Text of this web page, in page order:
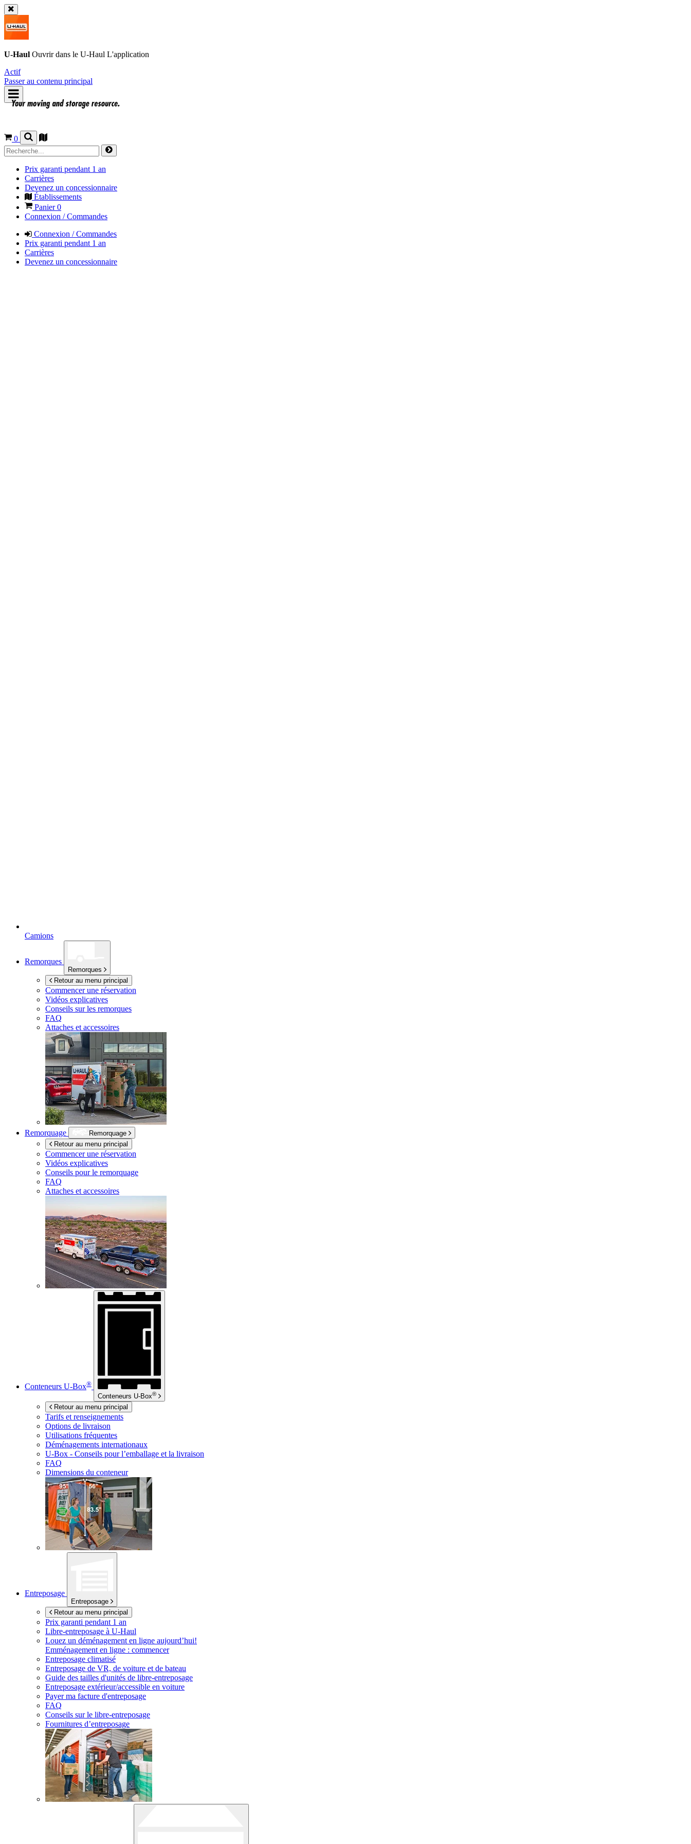
U-Haul Ouvrir dans le U-Haul L'application
Actif
Passer au contenu principal
0
Prix garanti pendant 1 an
Carrières
Devenez un concessionnaire
Établissements
Panier0
Connexion / Commandes
Connexion / Commandes
Prix garanti pendant 1 an
Carrières
Devenez un concessionnaire
Camions
Remorques
Remorques
Retour au menu principal
Commencer une réservation
Vidéos explicatives
Conseils sur les remorques
FAQ
Attaches et accessoires
Remorquage
Remorquage
Retour au menu principal
Commencer une réservation
Vidéos explicatives
Conseils pour le remorquage
FAQ
Attaches et accessoires
Conteneurs U-Box®
Conteneurs U-Box®
Retour au menu principal
Tarifs et renseignements
Options de livraison
Utilisations fréquentes
Déménagements internationaux
U-Box - Conseils pour l’emballage et la livraison
FAQ
Dimensions du conteneur
Entreposage
Entreposage
Retour au menu principal
Prix garanti pendant 1 an
Libre-entreposage à U-Haul
Louez un déménagement en ligne aujourd’hui!
Emménagement en ligne : commencer
Entreposage climatisé
Entreposage de VR, de voiture et de bateau
Guide des tailles d'unités de libre-entreposage
Entreposage extérieur/accessible en voiture
Payer ma facture d'entreposage
FAQ
Conseils sur le libre-entreposage
Fournitures d’entreposage